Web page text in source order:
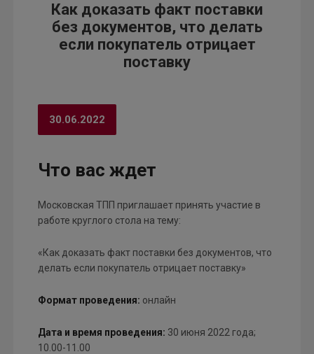
Как доказать факт поставки
без документов, что делать
если покупатель отрицает
поставку
30.06.2022
Что вас ждет
Московская ТПП приглашает принять участие в
работе круглого стола на тему:
«Как доказать факт поставки без документов, что
делать если покупатель отрицает поставку»
Формат проведения: онлайн
Дата и время проведения: 30 июня 2022 года;
10.00-11.00